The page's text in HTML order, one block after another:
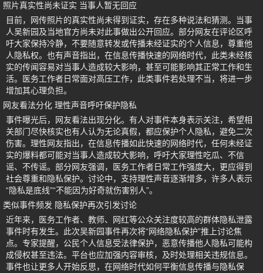
照片真实性尚未证实 当事人暂无回应
目前，网传照片的真实性尚未得到证实，存在多种说法和猜测。当事
人吴新园及当地官方尚未对此事做出公开回应。部分网友在评论区呼
吁大家保持冷静，不要随意转发或传播未经证实的个人信息，尊重他
人隐私权。也有声音指出，在信息传播快速的网络时代，此类未经核
实的传闻容易对当事人造成较大影响，甚至可能影响其正常工作和生
活。医务工作者日常面对高压工作，此类事件若处理不当，将进一步
增加其心理负担。
网友看法分化 理性声音呼吁保护隐私
事件曝光后，网友看法出现分化。有人对事件本身表示关注，希望相
关部门尽快核实也有人认为无论真假，都应保护个人隐私，避免二次
伤害。理性网友指出，在信息传播如此快速的网络时代，任何未经证
实的爆料都可能对当事人造成较大影响，呼吁大家理性吃瓜、不信
谣、不传谣。部分网友强调，医务工作者日常工作强度大，更应得到
社会尊重和隐私保护。讨论中，支持理性声音逐渐增多，许多人表示
“隐私是底线”“不能因为好奇就伤害别人”。
类似事件频发 隐私保护再次引发讨论
近年来，医务工作者、教师、网红等公众关注度较高的群体隐私泄露
事件时有发生。此次吴新园事件再次将“网络隐私保护”推上讨论焦
点。专家提醒，公民个人信息受法律保护，恶意传播他人隐私可能构
成侵权甚至违法。平台也应加强内容审核，及时处理相关违规信息。
事件也让更多人开始反思，在网络时代如何平衡信息传播与隐私保